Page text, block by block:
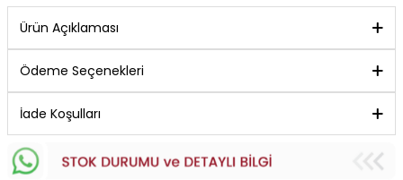
Ürün Açıklaması
Ödeme Seçenekleri
İade Koşulları